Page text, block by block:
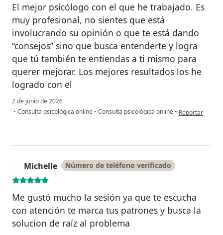
El mejor psicólogo con el que he trabajado. Es
muy profesional, no sientes que está
involucrando su opinión o que te está dando
“consejos” sino que busca entenderte y logra
que tú también te entiendas a ti mismo para
querer mejorar. Los mejores resultados los he
logrado con el
2 de junio de 2026
• Consulta psicológica online • Consulta psicológica online • en opinión del
Reportar
Michelle Número de teléfono verificado
Me gustó mucho la sesión ya que te escucha
con atención te marca tus patrones y busca la
solucion de raíz al problema